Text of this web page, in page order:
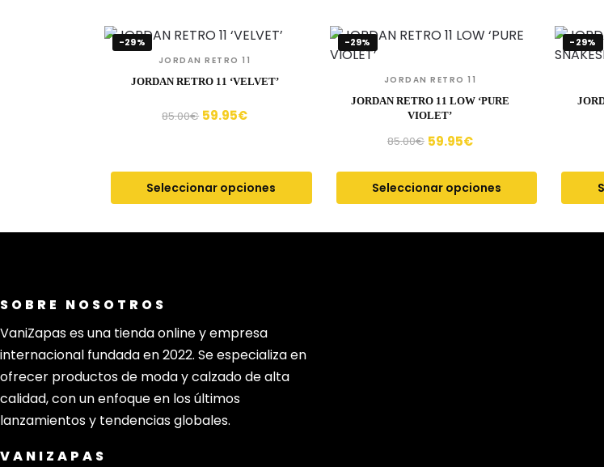
-29%
JORDAN RETRO 11
JORDAN RETRO 11 ‘VELVET’
85.00€ 59.95€
Seleccionar opciones
-29%
JORDAN RETRO 11
JORDAN RETRO 11 LOW ‘PURE
VIOLET’
85.00€ 59.95€
Seleccionar opciones
-29%
SOBRE NOSOTROS
VaniZapas es una tienda online y empresa
internacional fundada en 2022. Se especializa en
ofrecer productos de moda y calzado de alta
calidad, con un enfoque en los últimos
lanzamientos y tendencias globales.
VANIZAPAS